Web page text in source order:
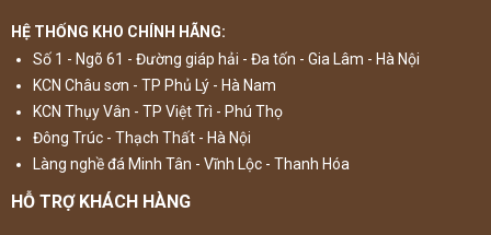
HỆ THỐNG KHO CHÍNH HÃNG:
Số 1 - Ngõ 61 - Đường giáp hải - Đa tốn - Gia Lâm - Hà Nội
KCN Châu sơn - TP Phủ Lý - Hà Nam
KCN Thụy Vân - TP Việt Trì - Phú Thọ
Đông Trúc - Thạch Thất - Hà Nội
Làng nghề đá Minh Tân - Vĩnh Lộc - Thanh Hóa
HỖ TRỢ KHÁCH HÀNG